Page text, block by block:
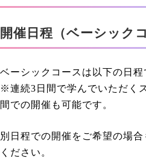
開催日程（ベーシック
ベーシックコースは以下の日程
※連続3日間で学んでいただく
間での開催も可能です。
別日程での開催をご希望の場
ください。